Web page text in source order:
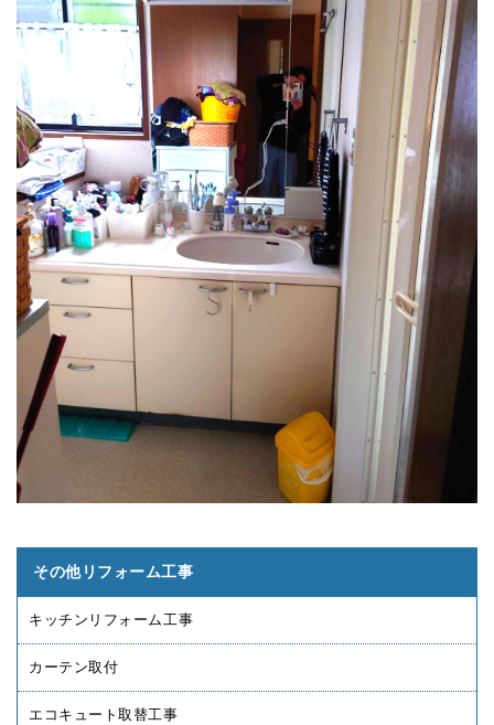
その他リフォーム工事
キッチンリフォーム工事
カーテン取付
エコキュート取替工事